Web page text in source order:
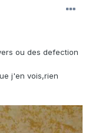
ou des defection
j'en vois,rien